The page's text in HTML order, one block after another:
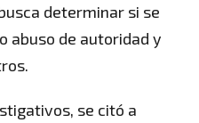
determinar si se
abuso de autoridad y
se citó a